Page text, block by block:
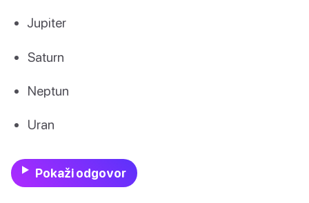
Jupiter
Saturn
Neptun
Uran
Pokaži odgovor